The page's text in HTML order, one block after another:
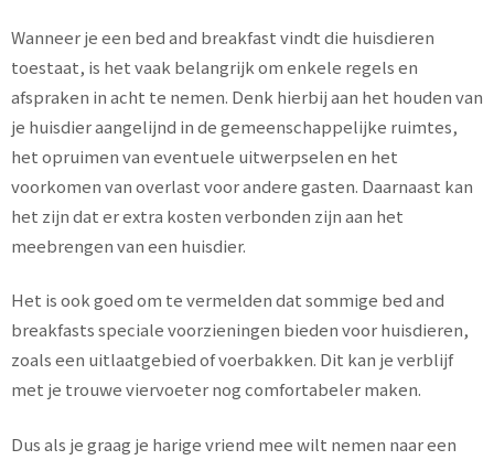
Wanneer je een bed and breakfast vindt die huisdieren
toestaat, is het vaak belangrijk om enkele regels en
afspraken in acht te nemen. Denk hierbij aan het houden van
je huisdier aangelijnd in de gemeenschappelijke ruimtes,
het opruimen van eventuele uitwerpselen en het
voorkomen van overlast voor andere gasten. Daarnaast kan
het zijn dat er extra kosten verbonden zijn aan het
meebrengen van een huisdier.
Het is ook goed om te vermelden dat sommige bed and
breakfasts speciale voorzieningen bieden voor huisdieren,
zoals een uitlaatgebied of voerbakken. Dit kan je verblijf
met je trouwe viervoeter nog comfortabeler maken.
Dus als je graag je harige vriend mee wilt nemen naar een